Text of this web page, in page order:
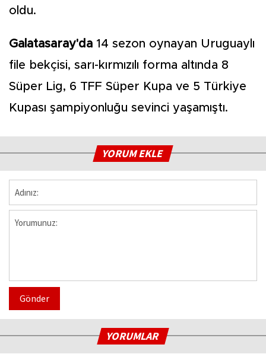
oldu.
Galatasaray'da 14 sezon oynayan Uruguaylı
file bekçisi, sarı-kırmızılı forma altında 8
Süper Lig, 6 TFF Süper Kupa ve 5 Türkiye
Kupası şampiyonluğu sevinci yaşamıştı.
YORUM EKLE
Gönder
YORUMLAR